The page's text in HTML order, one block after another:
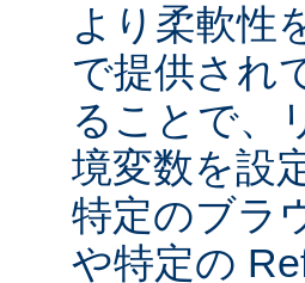
より柔軟性
で提供され
ることで、
境変数を設
特定のブラ
や特定の